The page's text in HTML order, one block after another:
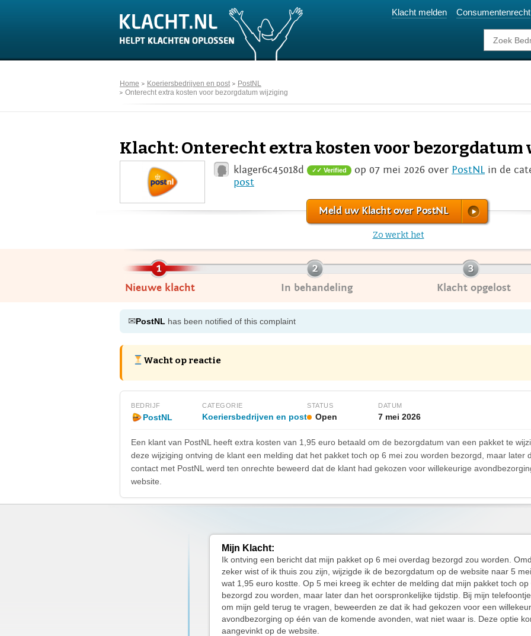
Klacht melden Consumentenrecht
Home Koeriersbedrijven en post
PostNL
Onterecht extra kosten voor bezorgdatum wijziging
Klacht: Onterecht extra kosten voor
klager6c45018d ✓ Verified op 07 mei 2026 over PostNLin de
post
Meld uw Klacht over PostNL
Zo werkt het
Nieuwe klacht In behandeling Klacht opgelost
✉PostNL has been notified of this complaint
Wacht op reactie
BEDRIJF
PostNL
CATEGORIE
Koeriersbedrijven en post
STATUS
Open
DATUM
7 mei 2026
Een klant van PostNL heeft extra kosten van 1,95 euro betaald om de bezorgdatum van een pakket te
deze wijziging ontving de klant een melding dat het pakket toch op 6 mei zou worden bezorgd, maar later
contact met PostNL werd ten onrechte beweerd dat de klant had gekozen voor willekeurige
website.
Mijn Klacht:
Ik ontving een bericht dat mijn pakket op 6 mei overdag bezorgd zou worden.
zeker wist of ik thuis zou zijn, wijzigde ik de bezorgdatum op de website naar 5 mei
wat 1,95 euro kostte. Op 5 mei kreeg ik echter de melding dat mijn pakket toch op
bezorgd zou worden, maar later dan het oorspronkelijke tijdstip. Bij mijn telefoontje
om mijn geld terug te vragen, beweerden ze dat ik had gekozen voor een
avondbezorging op één van de komende avonden, wat niet waar is. Deze optie
aangevinkt op de website.